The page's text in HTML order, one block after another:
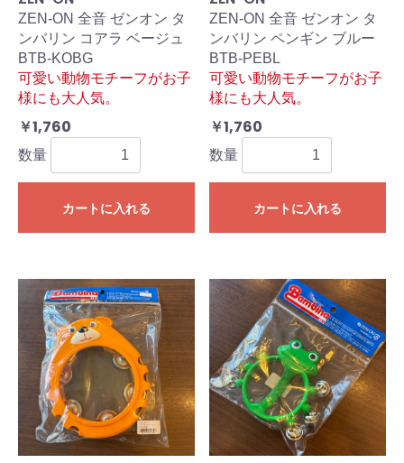
ZEN-ON 全音 ゼンオン タ
ンバリン コアラ ベージュ
BTB-KOBG
可愛い動物モチーフがお子
様にも大人気。
￥1,760
数量
カートに入れる
ZEN-ON 全音 ゼンオン タ
ンバリン ペンギン ブルー
BTB-PEBL
可愛い動物モチーフがお子
様にも大人気。
￥1,760
数量
カートに入れる